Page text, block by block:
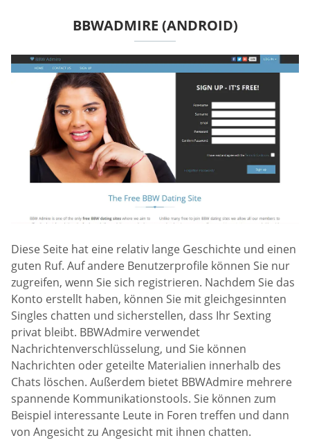
BBWADMIRE (ANDROID)
Diese Seite hat eine relativ lange Geschichte und einen
guten Ruf. Auf andere Benutzerprofile können Sie nur
zugreifen, wenn Sie sich registrieren. Nachdem Sie das
Konto erstellt haben, können Sie mit gleichgesinnten
Singles chatten und sicherstellen, dass Ihr Sexting
privat bleibt. BBWAdmire verwendet
Nachrichtenverschlüsselung, und Sie können
Nachrichten oder geteilte Materialien innerhalb des
Chats löschen. Außerdem bietet BBWAdmire mehrere
spannende Kommunikationstools. Sie können zum
Beispiel interessante Leute in Foren treffen und dann
von Angesicht zu Angesicht mit ihnen chatten.